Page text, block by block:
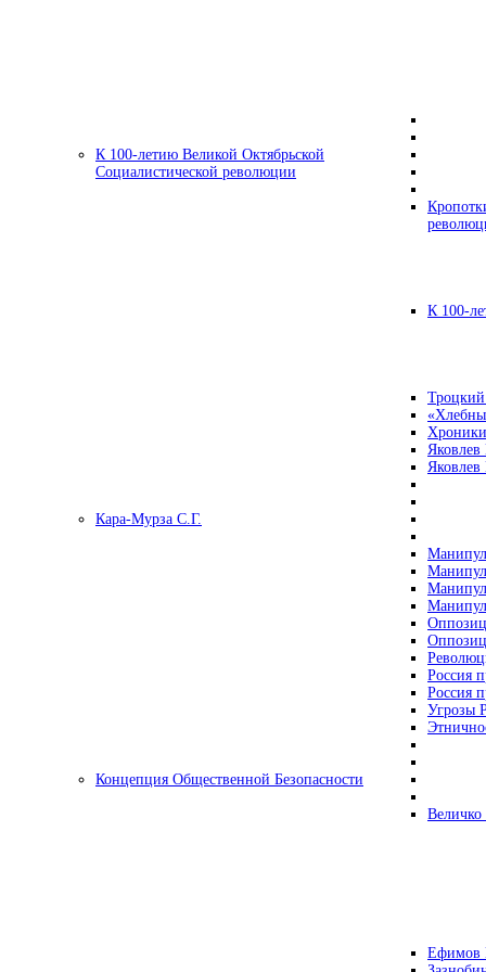
К 100-летию Великой Октябрьской
Социалистической революции
К 100-
Кара-Мурза С.Г.
Россия
Россия
Угрозы
Концепция Общественной Безопасности
Ефимов